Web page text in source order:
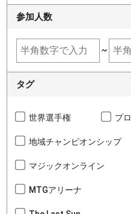
参加人数
~
タグ
世界選手権 プ
地域チャンピオンシップ
マジックオンライン
MTGアリーナ